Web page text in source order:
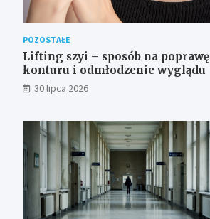
POZOSTAŁE
Lifting szyi – sposób na poprawę
konturu i odmłodzenie wyglądu
30 lipca 2026